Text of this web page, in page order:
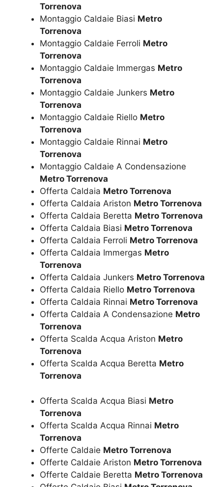
Torrenova
Montaggio Caldaie Biasi Metro
Torrenova
Montaggio Caldaie Ferroli Metro
Torrenova
Montaggio Caldaie Immergas Metro
Torrenova
Montaggio Caldaie Junkers Metro
Torrenova
Montaggio Caldaie Riello Metro
Torrenova
Montaggio Caldaie Rinnai Metro
Torrenova
Montaggio Caldaie A Condensazione
Metro Torrenova
Offerta Caldaia Metro Torrenova
Offerta Caldaia Ariston Metro Torrenova
Offerta Caldaia Beretta Metro Torrenova
Offerta Caldaia Biasi Metro Torrenova
Offerta Caldaia Ferroli Metro Torrenova
Offerta Caldaia Immergas Metro
Torrenova
Offerta Caldaia Junkers Metro Torrenova
Offerta Caldaia Riello Metro Torrenova
Offerta Caldaia Rinnai Metro Torrenova
Offerta Caldaia A Condensazione Metro
Torrenova
Offerta Scalda Acqua Ariston Metro
Torrenova
Offerta Scalda Acqua Beretta Metro
Torrenova
Offerta Scalda Acqua Biasi Metro
Torrenova
Offerta Scalda Acqua Rinnai Metro
Torrenova
Offerte Caldaie Metro Torrenova
Offerte Caldaie Ariston Metro Torrenova
Offerte Caldaie Beretta Metro Torrenova